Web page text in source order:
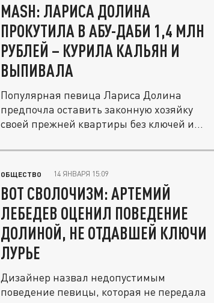
MASH: ЛАРИСА ДОЛИНА
ПРОКУТИЛА В АБУ-ДАБИ 1,4 МЛН
РУБЛЕЙ – КУРИЛА КАЛЬЯН И
ВЫПИВАЛА
Популярная певица Лариса Долина
предпочла оставить законную хозяйку
своей прежней квартиры без ключей и
ОБЩЕСТВО 14 ЯНВАРЯ 15:09
ВОТ СВОЛОЧИЗМ: АРТЕМИЙ
ЛЕБЕДЕВ ОЦЕНИЛ ПОВЕДЕНИЕ
ДОЛИНОЙ, НЕ ОТДАВШЕЙ КЛЮЧИ
ЛУРЬЕ
Дизайнер назвал недопустимым
поведение певицы, которая не передала